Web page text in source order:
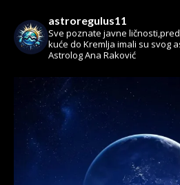
astroregulus11
Sve poznate javne
kuće do Kremlja imali su svog
Astrolog Ana Raković